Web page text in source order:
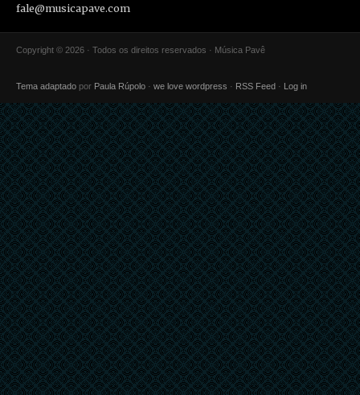
fale@musicapave.com
Copyright © 2026 · Todos os direitos reservados · Música Pavê
Tema adaptado por Paula Rúpolo · we love wordpress · RSS Feed · Log in